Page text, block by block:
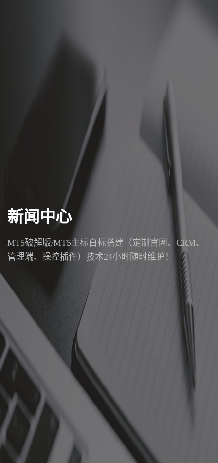
新闻中心
MT5破解版/MT5主标白标搭建（定制官网、CRM、
管理端、操控插件）技术24小时随时维护！